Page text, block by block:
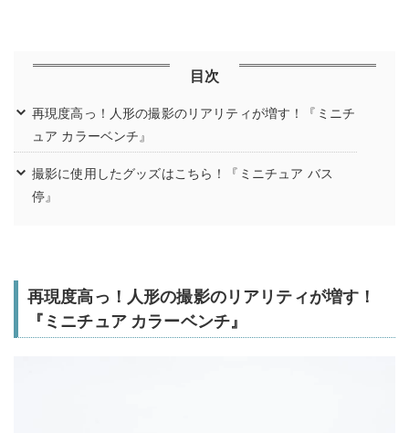
目次
再現度高っ！人形の撮影のリアリティが増す！『ミニチ
ュア カラーベンチ』
撮影に使用したグッズはこちら！『ミニチュア バス
停』
再現度高っ！人形の撮影のリアリティが増す！
『ミニチュア カラーベンチ』